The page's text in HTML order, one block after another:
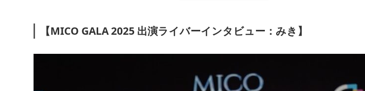
【MICO GALA 2025 出演ライバーインタビュー：みき】